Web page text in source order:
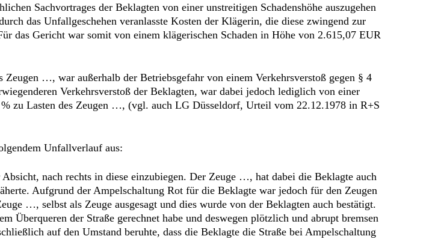
Sachvortrages der Beklagten von einer unstreitigen Schadenshöhe auszugehen
das Unfallgeschehen veranlasste Kosten der Klägerin, die diese zwingend zur
das Gericht war somit von einem klägerischen Schaden in Höhe von 2.615,07 EUR
…, war außerhalb der Betriebsgefahr von einem Verkehrsverstoß gegen § 4
Verkehrsverstoß der Beklagten, war dabei jedoch lediglich von einer
zu Lasten des Zeugen …, (vgl. auch LG Düsseldorf, Urteil vom 22.12.1978 in R+S
Unfallverlauf aus:
nach rechts in diese einzubiegen. Der Zeuge …, hat dabei die Beklagte auch
Aufgrund der Ampelschaltung Rot für die Beklagte war jedoch für den Zeugen
…, selbst als Zeuge ausgesagt und dies wurde von der Beklagten auch bestätigt.
der Straße gerechnet habe und deswegen plötzlich und abrupt bremsen
auf den Umstand beruhte, dass die Beklagte die Straße bei Ampelschaltung